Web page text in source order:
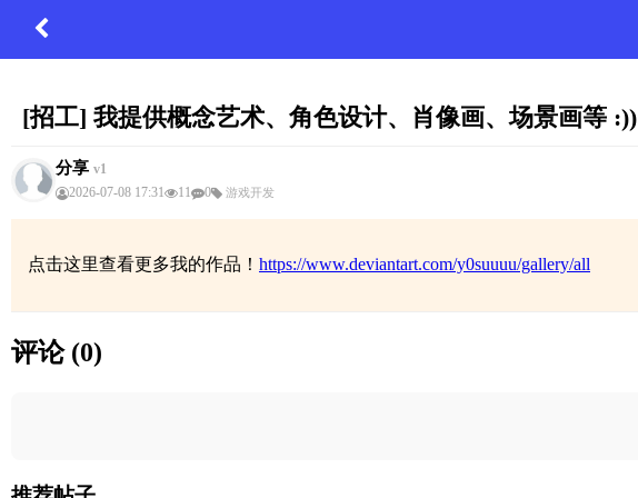
[招工] 我提供概念艺术、角色设计、肖像画、场景画等 :))
分享 v1
2026-07-08 17:31
11 0 游戏开发
点击这里查看更多我的作品！ https://www.deviantart.com/y0suuuu/gallery/all
评论 (0)